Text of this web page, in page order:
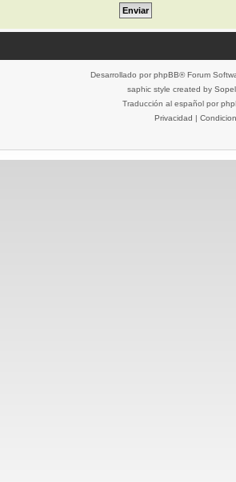
Desarrollado por phpBB® Forum
saphic style created by Sopel
Traducción al español por
Privacidad |